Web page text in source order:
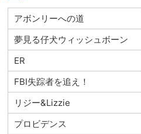
アボンリーへの道
夢見る仔犬ウィッシュボーン
ER
FBI失踪者を追え！
リジー&Lizzie
プロビデンス